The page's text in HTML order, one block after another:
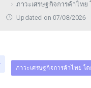
ภาวะเศรษฐกิจการค้าไทย
Updated on 07/08/2026
ภาวะเศรษฐกิจการค้าไทย โ